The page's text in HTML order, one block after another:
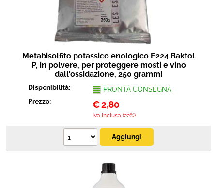
Metabisolfito potassico enologico E224 Baktol
P, in polvere, per proteggere mosti e vino
dall'ossidazione, 250 grammi
Disponibilità:
PRONTA CONSEGNA
Prezzo:
€2,80
Iva inclusa (22%)